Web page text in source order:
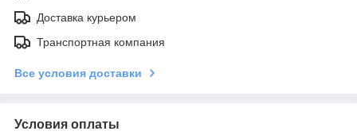
Доставка курьером
Транспортная компания
Все условия доставки
Условия оплаты